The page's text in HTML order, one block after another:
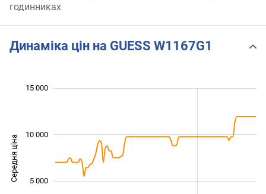
годинниках
Динаміка цін на GUESS W1167G1
Середня ціна
15 000
10 000
5 000